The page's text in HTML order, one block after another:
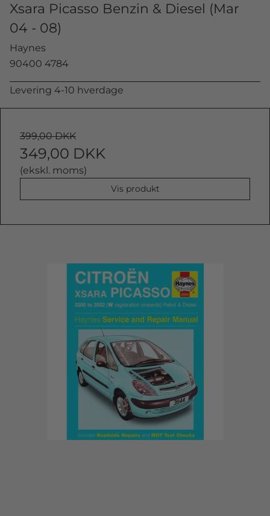
Xsara Picasso Benzin & Diesel (Mar
04 - 08)
Haynes
90400 4784
Levering 4-10 hverdage
399,00 DKK
349,00 DKK
(ekskl. moms)
Vis produkt